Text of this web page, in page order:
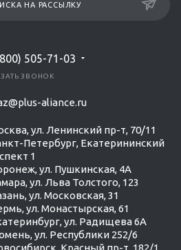
НА РАССЫЛКУ
505-71-03
ЗВОНОК
aliance.ru
ул. Ленинский пр-т, 70/11
Петербург, Екатерининский
1
ул. Пушкинская, 4А
ул. Льва Толстого, 123
ул. Московская, 31
ул. Монастырская, 61
ул. Радищева 6А
ул. Республики 252/6